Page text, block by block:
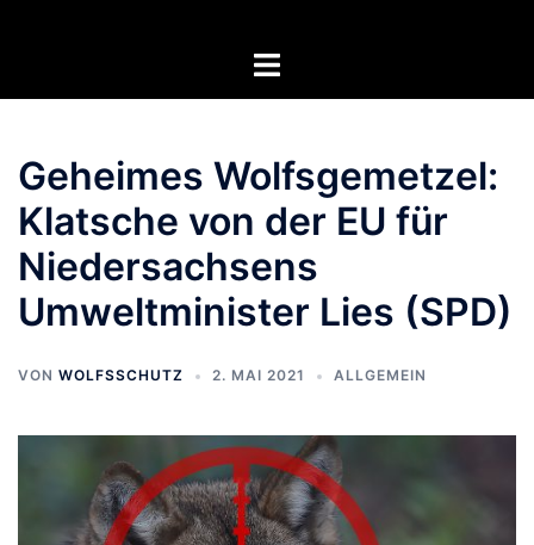
Menü
Geheimes Wolfsgemetzel:
Klatsche von der EU für
Niedersachsens
Umweltminister Lies (SPD)
VON WOLFSSCHUTZ 2. MAI 2021 ALLGEMEIN